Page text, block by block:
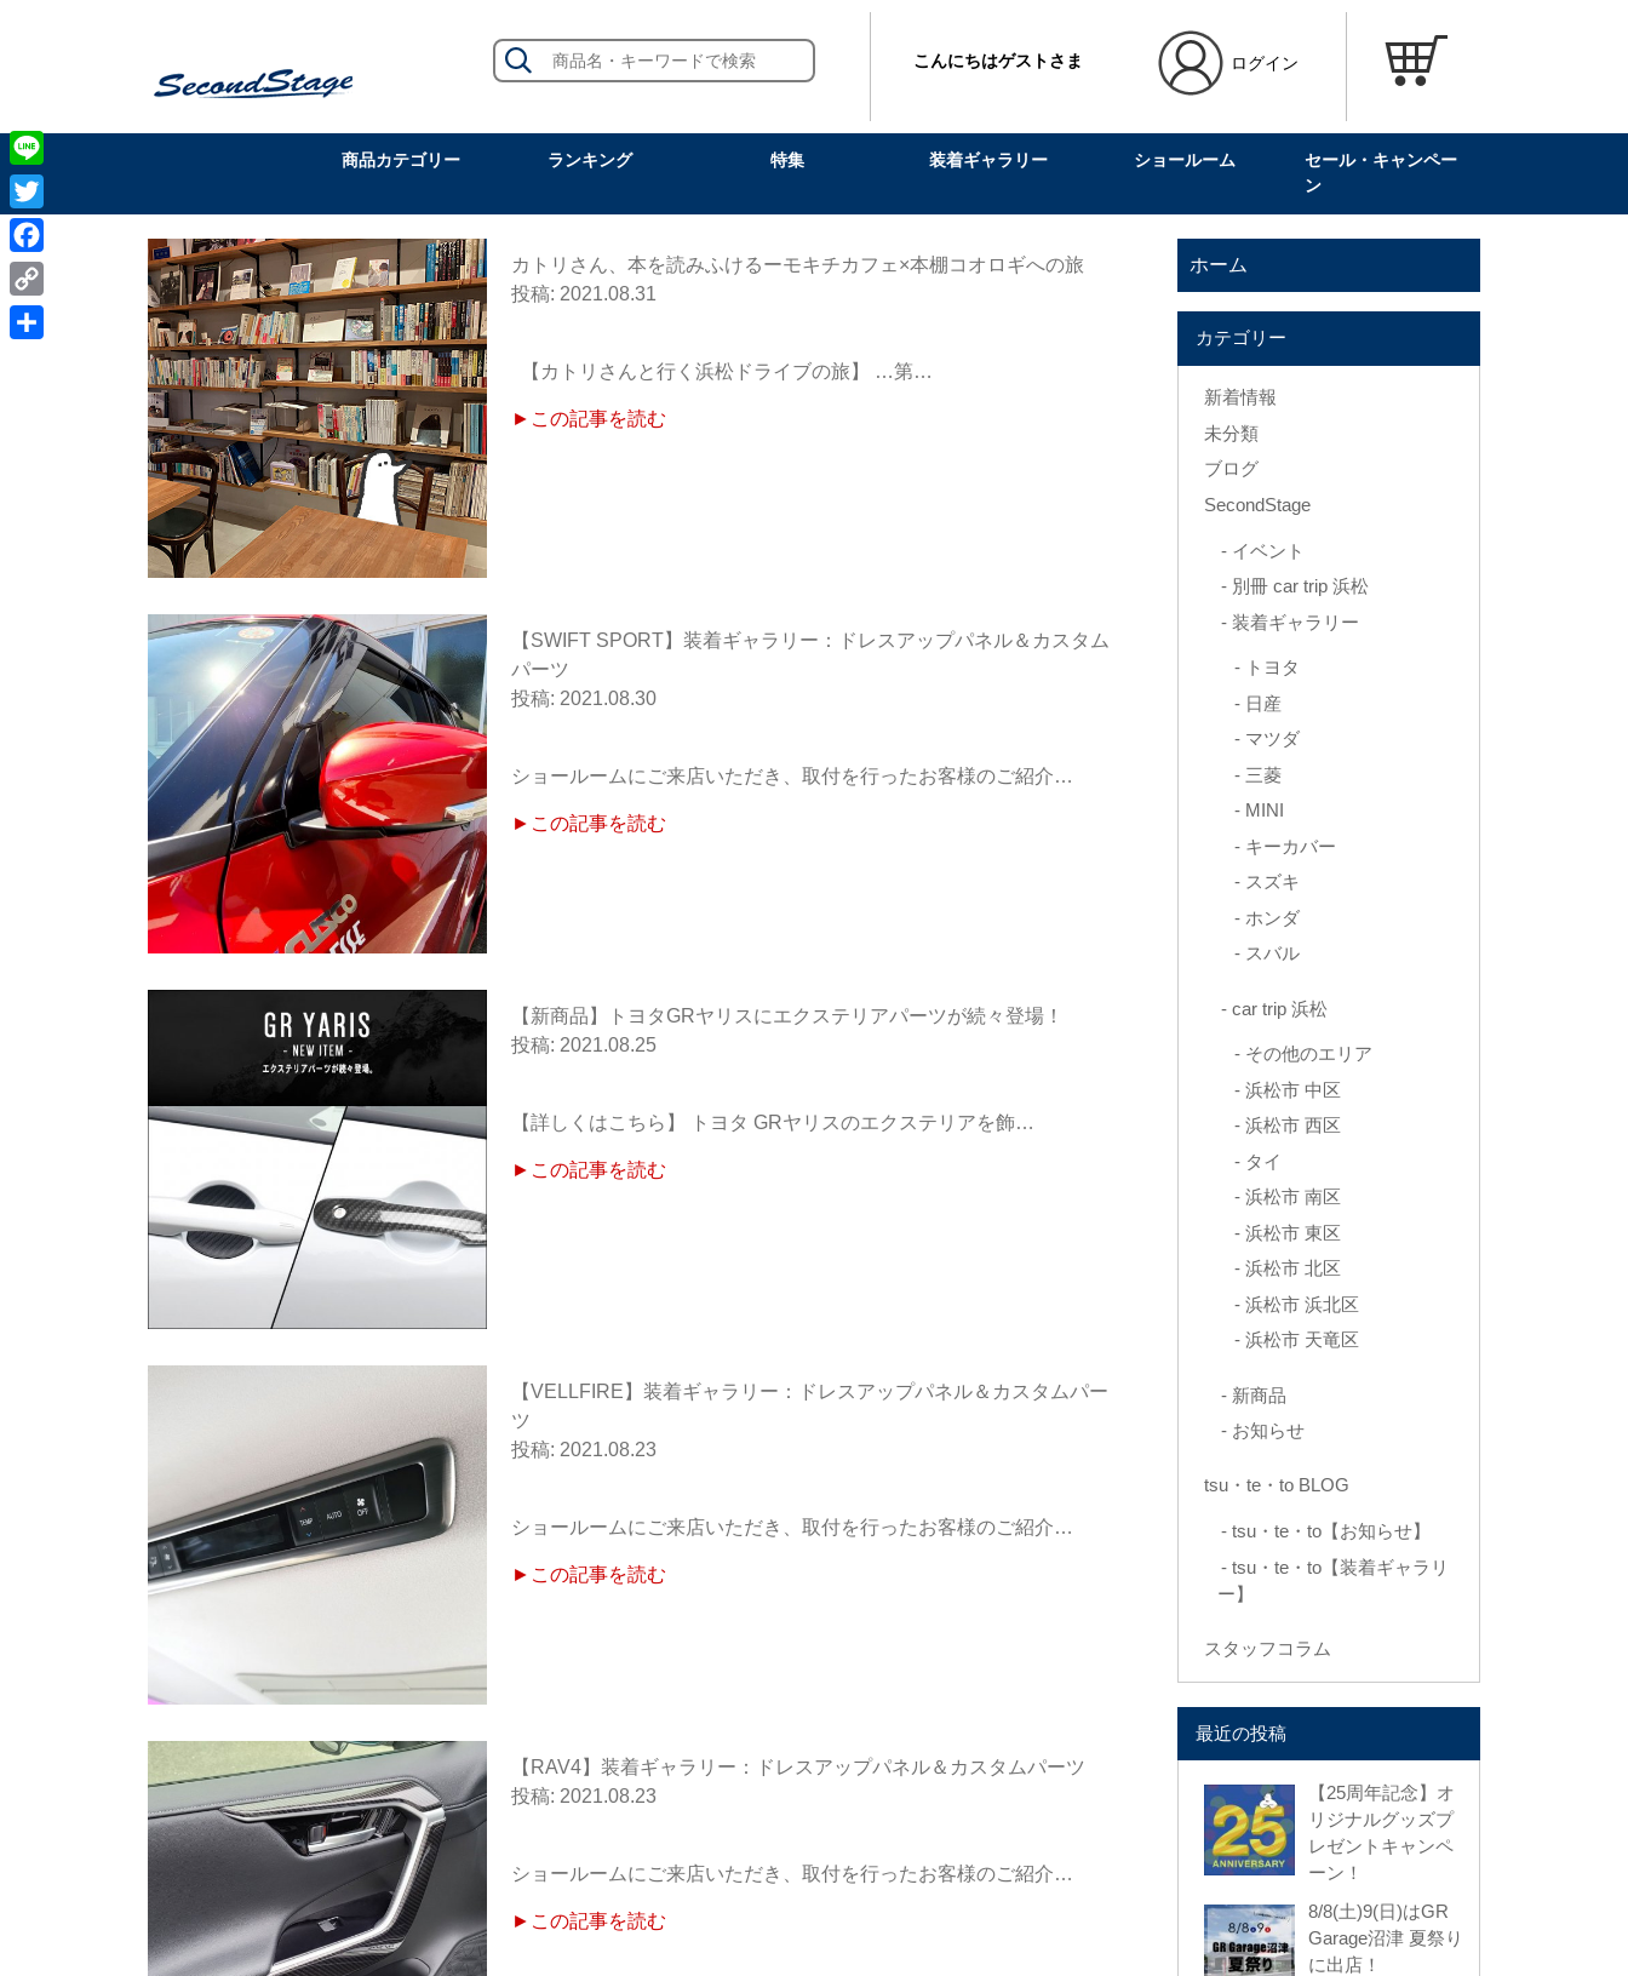
こんにちはゲストさま ログイン
商品カテゴリー ランキング 特集 装着ギャラリー ショールーム
セール・キャンペー
ン
カトリさん、本を読みふけるーモキチカフェ×本棚コオロギへの旅
2021.08.31
【カトリさんと行く浜松ドライブの旅】 …第…
►この記事を読む
【SWIFT SPORT】装着ギャラリー：ドレスアップパネル＆カスタム
パーツ
2021.08.30
ショールームにご来店いただき、取付を行ったお客様のご紹介…
►この記事を読む
【新商品】トヨタGRヤリスにエクステリアパーツが続々登場！
2021.08.25
【詳しくはこちら】 トヨタ GRヤリスのエクステリアを飾…
►この記事を読む
【VELLFIRE】装着ギャラリー：ドレスアップパネル＆カスタムパー
ツ
2021.08.23
ショールームにご来店いただき、取付を行ったお客様のご紹介…
►この記事を読む
【RAV4】装着ギャラリー：ドレスアップパネル＆カスタムパーツ
2021.08.23
ショールームにご来店いただき、取付を行ったお客様のご紹介…
►この記事を読む
ホーム
カテゴリー
新着情報
未分類
ブログ
SecondStage
イベント
別冊 car trip 浜松
装着ギャラリー
トヨタ
日産
マツダ
三菱
MINI
キーカバー
スズキ
ホンダ
スバル
car trip 浜松
その他のエリア
浜松市 中区
浜松市 西区
タイ
浜松市 南区
浜松市 東区
浜松市 北区
浜松市 浜北区
浜松市 天竜区
新商品
お知らせ
tsu・te・to BLOG
tsu・te・to【お知らせ】
tsu・te・to【装着ギャラリ
ー】
スタッフコラム
最近の投稿
【25周年記念】オ
リジナルグッズプ
レゼントキャンペ
ーン！
8/8(土)9(日)はGR
Garage沼津 夏祭り
に出店！
Line
Twitter
Facebook
Copy
Link